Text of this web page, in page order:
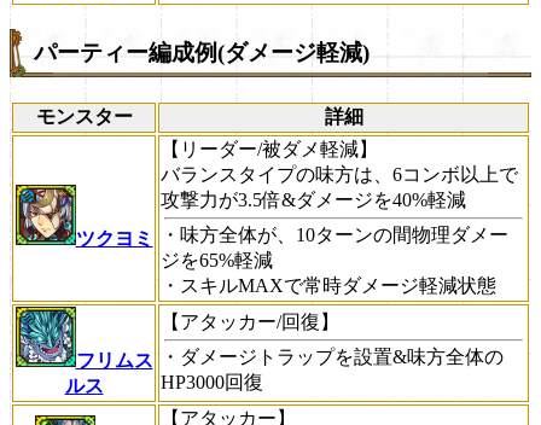
パーティー編成例(ダメージ軽減)
モンスター 詳細
ツクヨミ
【リーダー/被ダメ軽減】
バランスタイプの味方は、6コンボ以上で
攻撃力が3.5倍&ダメージを40%軽減
・味方全体が、10ターンの間物理ダメー
ジを65%軽減
・スキルMAXで常時ダメージ軽減状態
フリムス
ルス
【アタッカー/回復】
・ダメージトラップを設置&味方全体の
HP3000回復
【アタッカー】